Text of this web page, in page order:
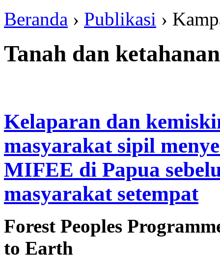
Beranda › Publikasi ›
Tanah dan
Kelaparan dan
masyarakat sipil
MIFEE di Papua
masyarakat setempat
Forest Peoples
to Earth